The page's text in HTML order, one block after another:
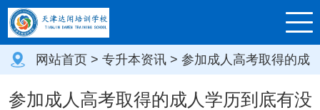
网站首页 > 专升本资讯 > 参加成人高考取得的成
人学历到底有没有含金量！
参加成人高考取得的成人学历到底有没